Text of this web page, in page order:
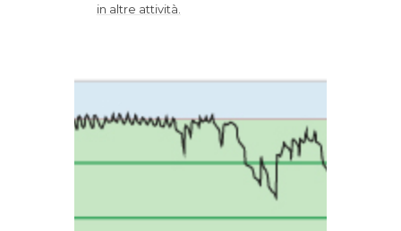
in altre attività.